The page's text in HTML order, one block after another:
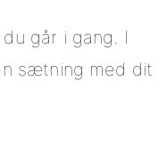
går i gang. I
sætning med dit